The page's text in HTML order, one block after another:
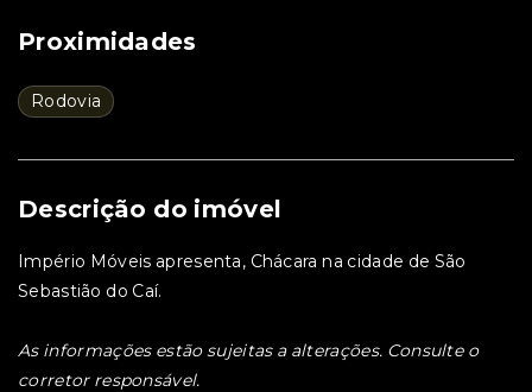
Proximidades
Rodovia
Descrição do imóvel
Império Móveis apresenta, Chácara na cidade de São
Sebastião do Caí.
As informações estão sujeitas a alterações. Consulte o
corretor responsável.